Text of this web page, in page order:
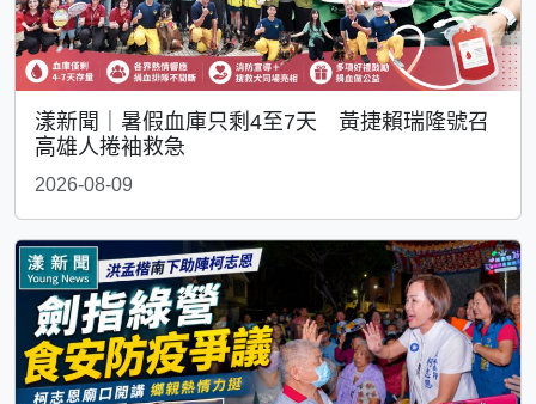
漾新聞｜暑假血庫只剩4至7天 黃捷賴瑞隆號召
高雄人捲袖救急
2026-08-09